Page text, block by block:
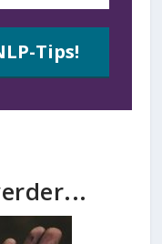
Tips!